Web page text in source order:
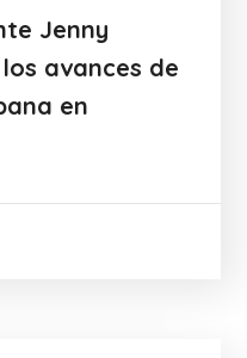
Jenny
avances de
en